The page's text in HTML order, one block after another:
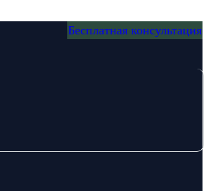
Бесплатная консультация